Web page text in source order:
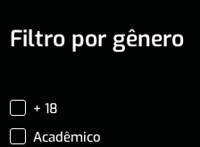
Filtro por gênero
+ 18
Acadêmico